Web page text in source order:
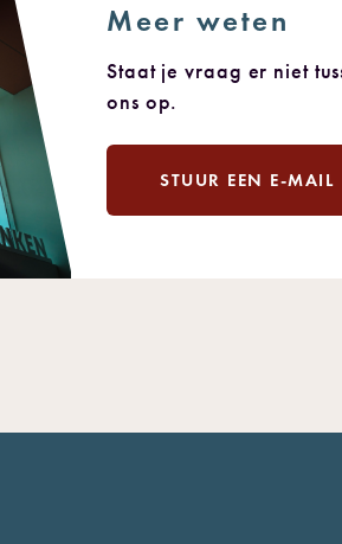
Meer weten
Staat je vraag er niet
ons op.
STUUR EEN E-MAIL